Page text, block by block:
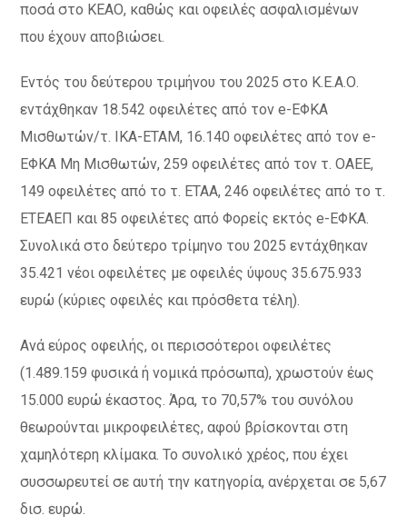
ποσά στο ΚΕΑΟ, καθώς και οφειλές ασφαλισμένων
που έχουν αποβιώσει.
Εντός του δεύτερου τριμήνου του 2025 στο Κ.Ε.Α.Ο.
εντάχθηκαν 18.542 οφειλέτες από τον e-ΕΦΚΑ
Μισθωτών/τ. ΙΚΑ-ΕΤΑΜ, 16.140 οφειλέτες από τον e-
ΕΦΚΑ Μη Μισθωτών, 259 οφειλέτες από τον τ. ΟΑΕΕ,
149 οφειλέτες από το τ. ΕΤΑΑ, 246 οφειλέτες από το τ.
ΕΤΕΑΕΠ και 85 οφειλέτες από Φορείς εκτός e-ΕΦΚΑ.
Συνολικά στο δεύτερο τρίμηνο του 2025 εντάχθηκαν
35.421 νέοι οφειλέτες με οφειλές ύψους 35.675.933
ευρώ (κύριες οφειλές και πρόσθετα τέλη).
Ανά εύρος οφειλής, οι περισσότεροι οφειλέτες
(1.489.159 φυσικά ή νομικά πρόσωπα), χρωστούν έως
15.000 ευρώ έκαστος. Άρα, το 70,57% του συνόλου
θεωρούνται μικροφειλέτες, αφού βρίσκονται στη
χαμηλότερη κλίμακα. Το συνολικό χρέος, που έχει
συσσωρευτεί σε αυτή την κατηγορία, ανέρχεται σε 5,67
δισ. ευρώ.